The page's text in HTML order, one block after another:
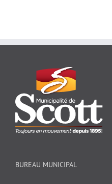
BUREAU MUNICIPAL